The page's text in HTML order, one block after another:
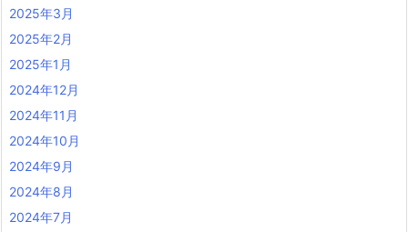
2025年3月
2025年2月
2025年1月
2024年12月
2024年11月
2024年10月
2024年9月
2024年8月
2024年7月